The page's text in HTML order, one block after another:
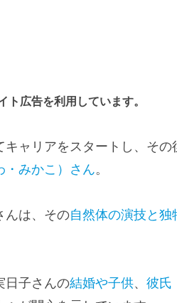
ト広告を利用しています。
キャリアをスタートし、そ
・みかこ）さん。
んは、その自然体の演技と
日子さんの結婚や子供、 彼氏